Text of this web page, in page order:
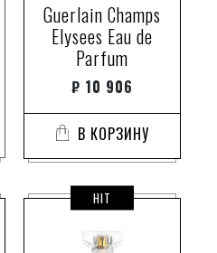
Guerlain Champs
Elysees Eau de
Parfum
₽ 10 906
В КОРЗИНУ
HIT